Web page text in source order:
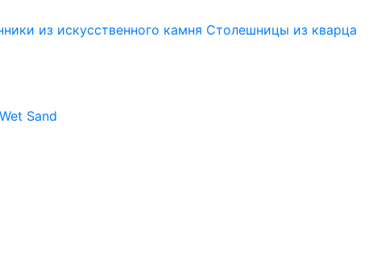
из искусственного камня Столешницы из кварца